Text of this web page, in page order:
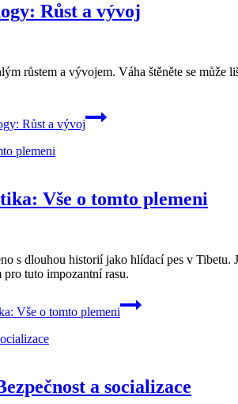
Růst a vývoj
růstem a vývojem. Váha štěněte se
Růst a vývoj
Vše o tomto plemeni
s dlouhou historií jako hlídací pes v
pro tuto impozantní rasu.
Vše o tomto plemeni
a socializace